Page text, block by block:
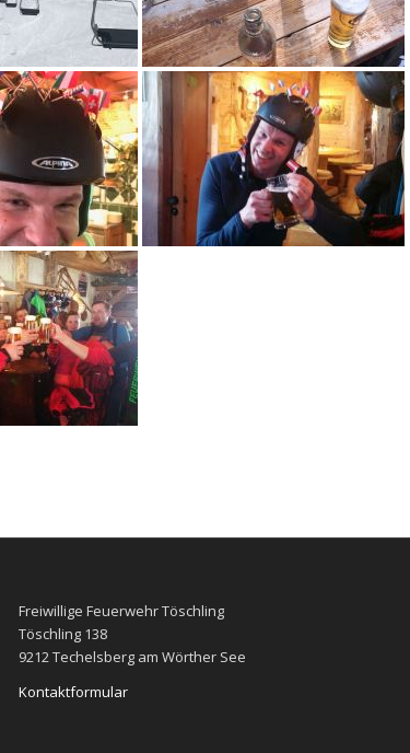
Freiwillige Feuerwehr Töschling
Töschling 138
9212 Techelsberg am Wörther See
Kontaktformular